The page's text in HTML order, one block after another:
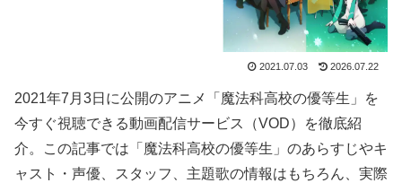
2021.07.03 2026.07.22
2021年7月3日に公開のアニメ「魔法科高校の優等生」を
今すぐ視聴できる動画配信サービス（VOD）を徹底紹
介。この記事では「魔法科高校の優等生」のあらすじやキ
ャスト・声優、スタッフ、主題歌の情報はもちろん、実際